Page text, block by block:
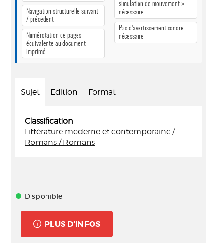
Navigation structurelle suivant
/ précédent
Numérotation de pages
équivalente au document
imprimé
simulation de mouvement »
nécessaire
Pas d’avertissement sonore
nécessaire
Sujet Edition Format
Classification
Littérature moderne et contemporaine /
Romans / Romans
Disponible
PLUS D'INFOS